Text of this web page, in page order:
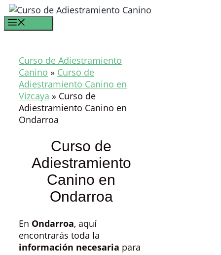
Saltar
al
contenido
Curso de Adiestramiento
Canino » Curso de
Adiestramiento Canino en
Vizcaya » Curso de
Adiestramiento Canino en
Ondarroa
Curso de
Adiestramiento
Canino en
Ondarroa
En Ondarroa, aquí
encontrarás toda la
información necesaria para